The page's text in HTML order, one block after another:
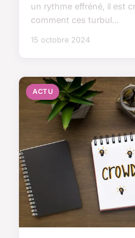
un rythme effréné, il est
comment ces turbul...
15 octobre 2024
ACTU